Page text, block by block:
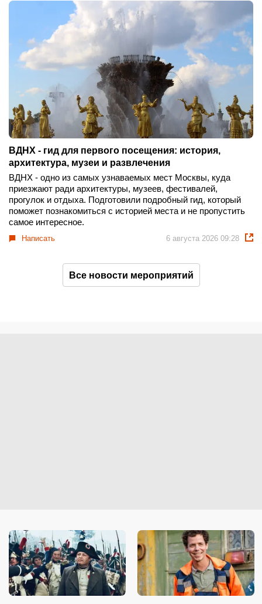
ВДНХ - гид для первого посещения: история,
архитектура, музеи и развлечения
ВДНХ - одно из самых узнаваемых мест Москвы, куда
приезжают ради архитектуры, музеев, фестивалей,
прогулок и отдыха. Подготовили подробный гид, который
поможет познакомиться с историей места и не пропустить
самое интересное.
Написать 6 августа 2026 09:28
Все новости мероприятий